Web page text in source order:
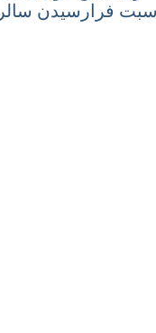
فرارسیدن